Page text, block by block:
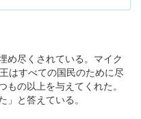
め尽くされている。マイク
はすべての国民のために尽
の以上を与えてくれた。
と答えている。